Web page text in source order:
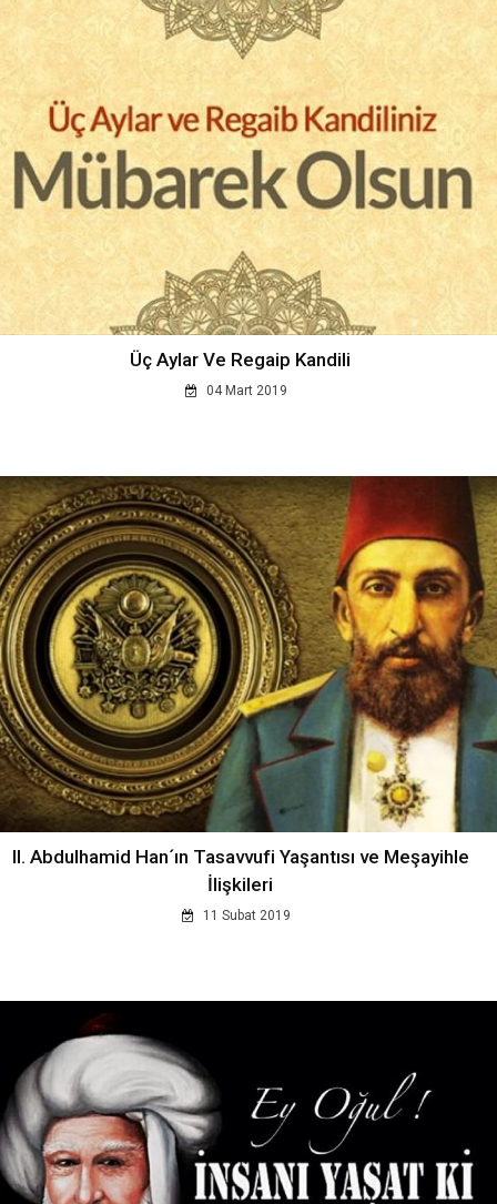
Üç Aylar Ve Regaip Kandili
04 Mart 2019
II. Abdulhamid Han´ın Tasavvufi Yaşantısı ve Meşayihle
İlişkileri
11 Subat 2019